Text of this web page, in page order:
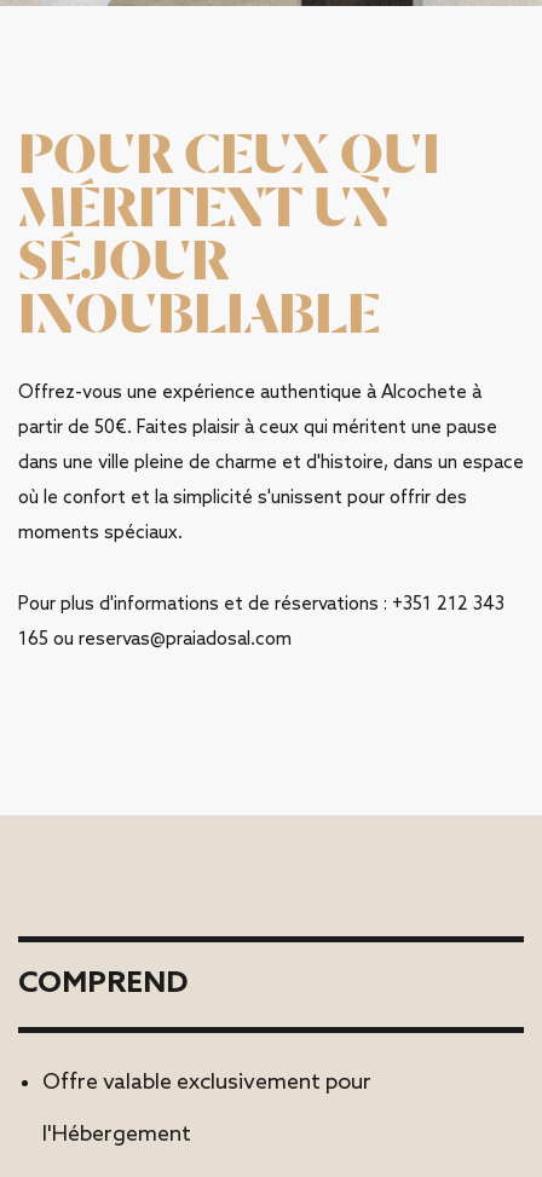
POUR CEUX QUI
MÉRITENT UN
SÉJOUR
INOUBLIABLE
Offrez-vous une expérience authentique à Alcochete à
partir de 50€. Faites plaisir à ceux qui méritent une pause
dans une ville pleine de charme et d'histoire, dans un espace
où le confort et la simplicité s'unissent pour offrir des
moments spéciaux.
Pour plus d'informations et de réservations : +351 212 343
165 ou reservas@praiadosal.com
COMPREND
Offre valable exclusivement pour
l'Hébergement